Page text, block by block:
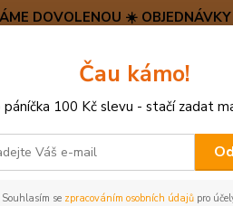
DOVOLENOU ☀️
Hledat
Čau kámo!
100 Kč slevu - stačí zadat
Souhlasím se zpracováním osobních údajů pro